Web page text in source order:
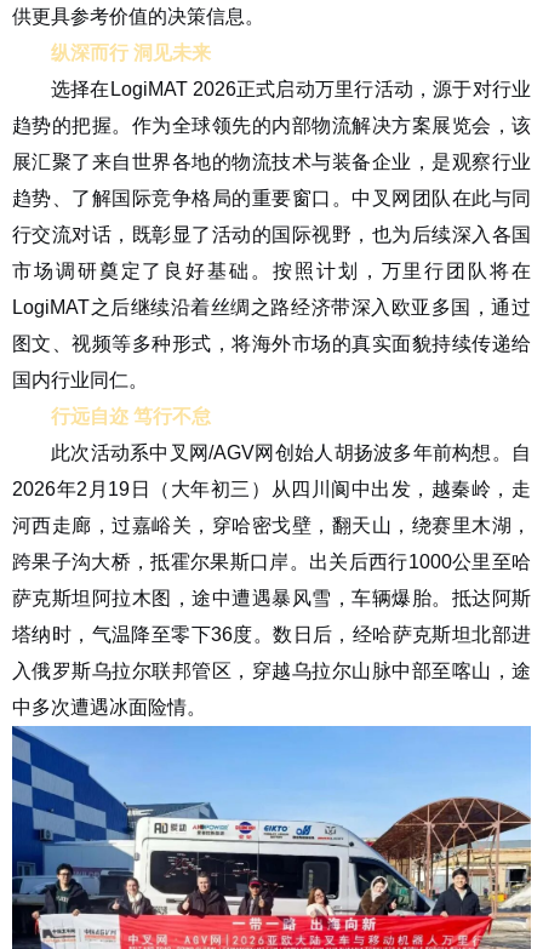
供更具参考价值的决策信息。
纵深而行 洞见未来
选择在LogiMAT 2026正式启动万里行活动，源于对行业
趋势的把握。作为全球领先的内部物流解决方案展览会，该
展汇聚了来自世界各地的物流技术与装备企业，是观察行业
趋势、了解国际竞争格局的重要窗口。中叉网团队在此与同
行交流对话，既彰显了活动的国际视野，也为后续深入各国
市场调研奠定了良好基础。按照计划，万里行团队将在
LogiMAT之后继续沿着丝绸之路经济带深入欧亚多国，通过
图文、视频等多种形式，将海外市场的真实面貌持续传递给
国内行业同仁。
行远自迩 笃行不怠
此次活动系中叉网/AGV网创始人胡扬波多年前构想。自
2026年2月19日（大年初三）从四川阆中出发，越秦岭，走
河西走廊，过嘉峪关，穿哈密戈壁，翻天山，绕赛里木湖，
跨果子沟大桥，抵霍尔果斯口岸。出关后西行1000公里至哈
萨克斯坦阿拉木图，途中遭遇暴风雪，车辆爆胎。抵达阿斯
塔纳时，气温降至零下36度。数日后，经哈萨克斯坦北部进
入俄罗斯乌拉尔联邦管区，穿越乌拉尔山脉中部至喀山，途
中多次遭遇冰面险情。